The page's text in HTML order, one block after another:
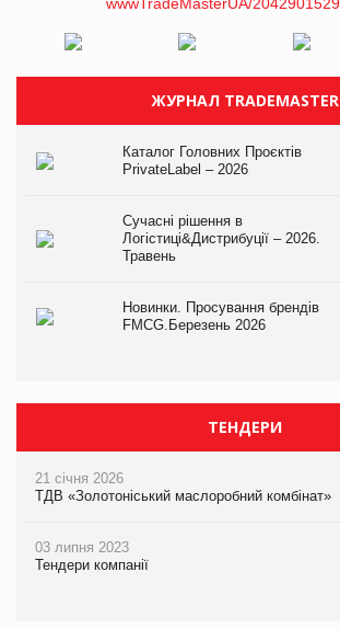
ЖУРНАЛ TRADEMASTER
Каталог Головних Проєктів
PrivateLabel – 2026
Сучасні рішення в
Логістиці&Дистрибуції – 2026.
Травень
Новинки. Просування брендів
FMCG.Березень 2026
ТЕНДЕРИ
21 січня 2026
ТДВ «Золотоніський маслоробний комбінат»
03 липня 2023
Тендери компанії